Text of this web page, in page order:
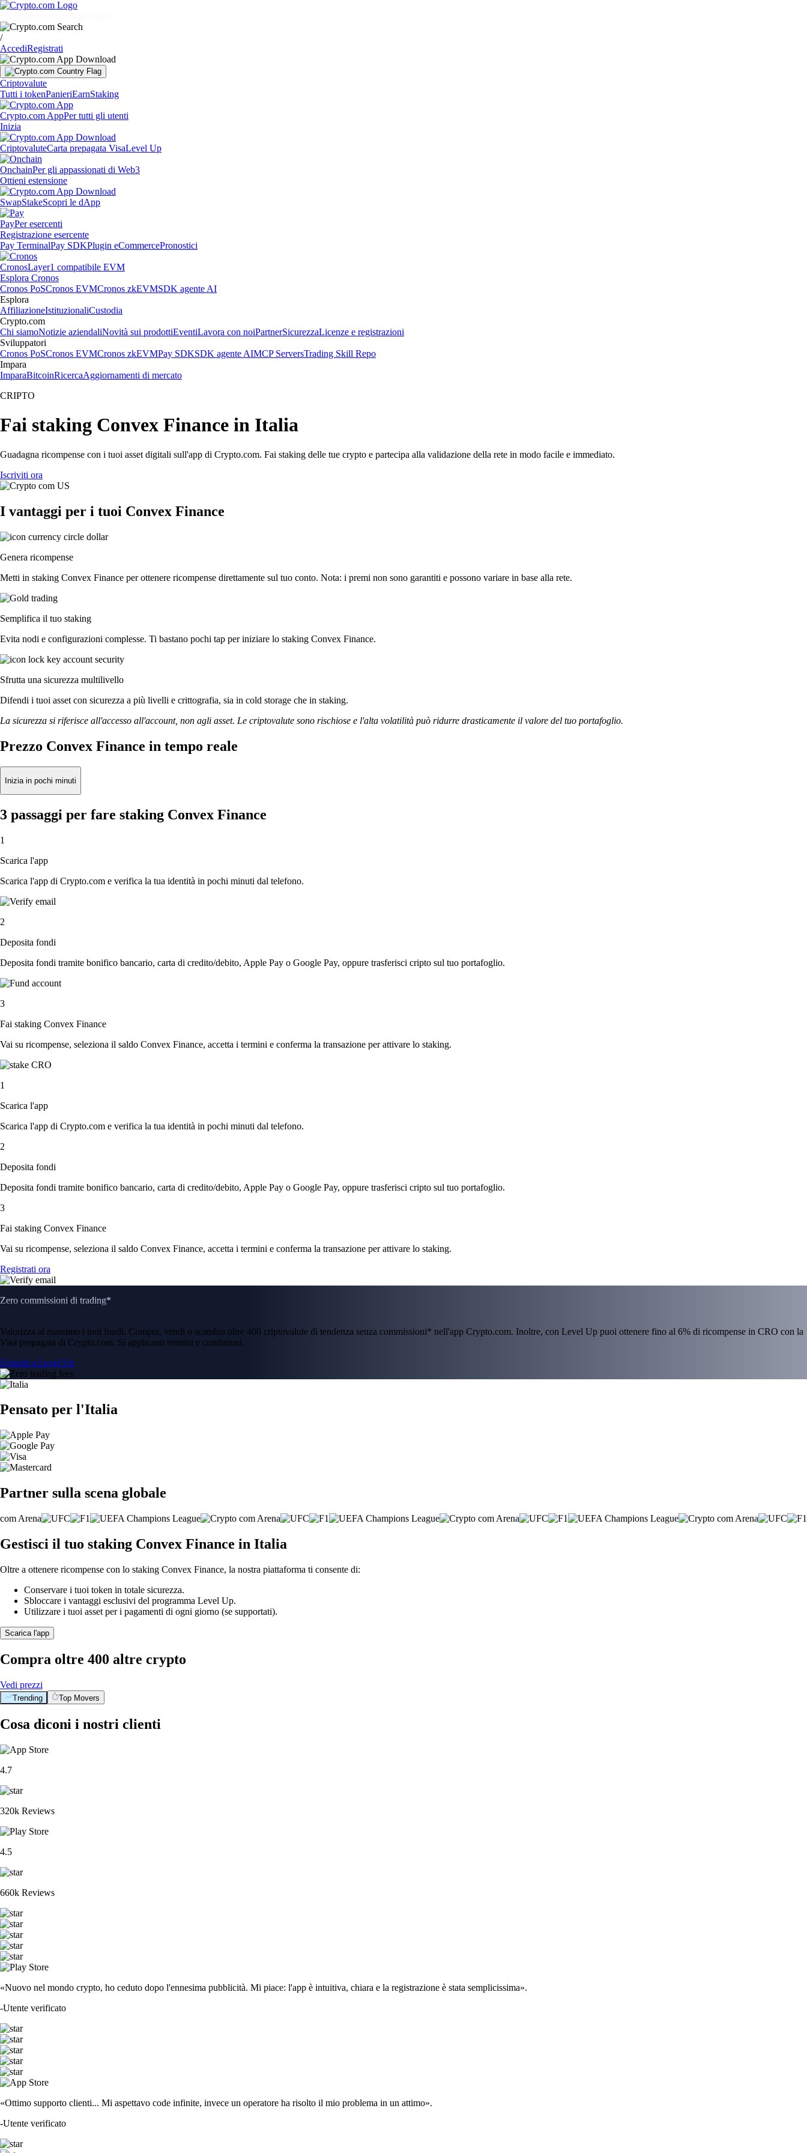
/
AccediRegistrati
Criptovalute
Tutti i tokenPanieriEarnStaking
Crypto.com AppPer tutti gli utenti
Inizia
CriptovaluteCarta prepagata VisaLevel Up
OnchainPer gli appassionati di Web3
Ottieni estensione
SwapStakeScopri le dApp
PayPer esercenti
Registrazione esercente
Pay TerminalPay SDKPlugin eCommercePronostici
CronosLayer1 compatibile EVM
Esplora Cronos
Cronos PoSCronos EVMCronos zkEVMSDK agente AI
Esplora
AffiliazioneIstituzionaliCustodia
Crypto.com
Chi siamoNotizie aziendaliNovità sui prodottiEventiLavora con noiPartnerSicurezzaLicenze e registrazioni
Sviluppatori
Cronos PoSCronos EVMCronos zkEVMPay SDKSDK agente AIMCP ServersTrading Skill Repo
Impara
ImparaBitcoinRicercaAggiornamenti di mercato
CRIPTO
Fai staking Convex Finance in Italia
Guadagna ricompense con i tuoi asset digitali sull'app di Crypto.com. Fai staking delle tue crypto e partecipa alla validazione della rete in modo facile e immediato.
Iscriviti ora
I vantaggi per i tuoi Convex Finance
Genera ricompense
Metti in staking Convex Finance per ottenere ricompense direttamente sul tuo conto. Nota: i premi non sono garantiti e possono variare in base alla rete.
Semplifica il tuo staking
Evita nodi e configurazioni complesse. Ti bastano pochi tap per iniziare lo staking Convex Finance.
Sfrutta una sicurezza multilivello
Difendi i tuoi asset con sicurezza a più livelli e crittografia, sia in cold storage che in staking.
La sicurezza si riferisce all'accesso all'account, non agli asset. Le criptovalute sono rischiose e l'alta volatilità può ridurre drasticamente il valore del tuo portafoglio.
Prezzo Convex Finance in tempo reale
Inizia in pochi minuti
3 passaggi per fare staking Convex Finance
1
Scarica l'app
Scarica l'app di Crypto.com e verifica la tua identità in pochi minuti dal telefono.
2
Deposita fondi
Deposita fondi tramite bonifico bancario, carta di credito/debito, Apple Pay o Google Pay, oppure trasferisci cripto sul tuo portafoglio.
3
Fai staking Convex Finance
Vai su ricompense, seleziona il saldo Convex Finance, accetta i termini e conferma la transazione per attivare lo staking.
1
Scarica l'app
Scarica l'app di Crypto.com e verifica la tua identità in pochi minuti dal telefono.
2
Deposita fondi
Deposita fondi tramite bonifico bancario, carta di credito/debito, Apple Pay o Google Pay, oppure trasferisci cripto sul tuo portafoglio.
3
Fai staking Convex Finance
Vai su ricompense, seleziona il saldo Convex Finance, accetta i termini e conferma la transazione per attivare lo staking.
Registrati ora
Zero commissioni di trading*
Valorizza al massimo i tuoi fondi. Compra, vendi o scambia oltre 400 criptovalute di tendenza senza commissioni* nell'app Crypto.com. Inoltre, con Level Up puoi ottenere fino al 6% di ricompense in CRO con la
Visa prepagata di Crypto.com. Si applicano termini e condizioni.
Unisciti a Level Up
Pensato per l'Italia
Partner sulla scena globale
Gestisci il tuo staking Convex Finance in Italia
Oltre a ottenere ricompense con lo staking Convex Finance, la nostra piattaforma ti consente di:
Conservare i tuoi token in totale sicurezza.
Sbloccare i vantaggi esclusivi del programma Level Up.
Utilizzare i tuoi asset per i pagamenti di ogni giorno (se supportati).
Scarica l'app
Compra oltre 400 altre crypto
Vedi prezzi
Trending Top Movers
Cosa diconi i nostri clienti
4.7
320k Reviews
4.5
660k Reviews
«Nuovo nel mondo crypto, ho ceduto dopo l'ennesima pubblicità. Mi piace: l'app è intuitiva, chiara e la registrazione è stata semplicissima».
-Utente verificato
«Ottimo supporto clienti... Mi aspettavo code infinite, invece un operatore ha risolto il mio problema in un attimo».
-Utente verificato